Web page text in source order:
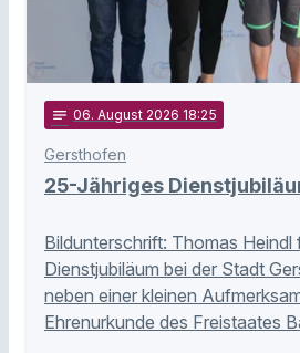
notes 06. August 2026 18:25
Gersthofen
25-Jähriges
Bildunterschrift: Thomas Heindl
Dienstjubiläum bei der Stadt
neben einer kleinen
Ehrenurkunde des Freistaates